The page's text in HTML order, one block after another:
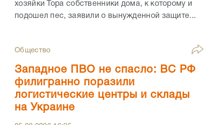
хозяйки Тора собственники дома, к которому и
подошел пес, заявили о вынужденной защите...
Общество
Западное ПВО не спасло: ВС РФ
филигранно поразили
логистические центры и склады
на Украине